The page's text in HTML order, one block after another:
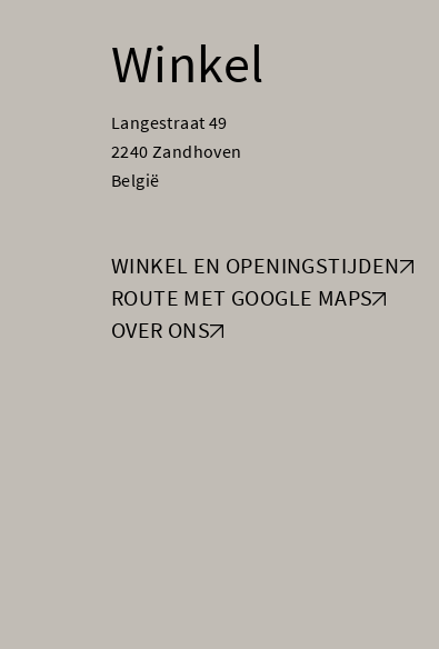
Winkel
Langestraat 49
2240 Zandhoven
België
WINKEL EN OPENINGSTIJDEN
ROUTE MET GOOGLE MAPS
OVER ONS